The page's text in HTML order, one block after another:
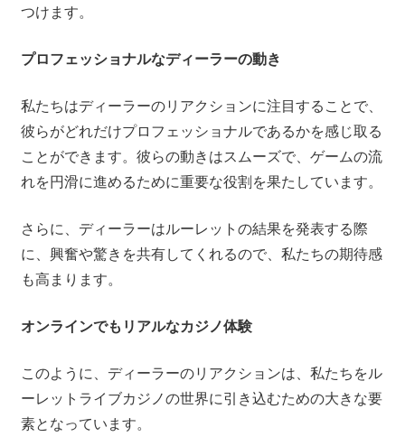
つけます。
プロフェッショナルなディーラーの動き
私たちはディーラーのリアクションに注目することで、
彼らがどれだけプロフェッショナルであるかを感じ取る
ことができます。彼らの動きはスムーズで、ゲームの流
れを円滑に進めるために重要な役割を果たしています。
さらに、ディーラーはルーレットの結果を発表する際
に、興奮や驚きを共有してくれるので、私たちの期待感
も高まります。
オンラインでもリアルなカジノ体験
このように、ディーラーのリアクションは、私たちをル
ーレットライブカジノの世界に引き込むための大きな要
素となっています。